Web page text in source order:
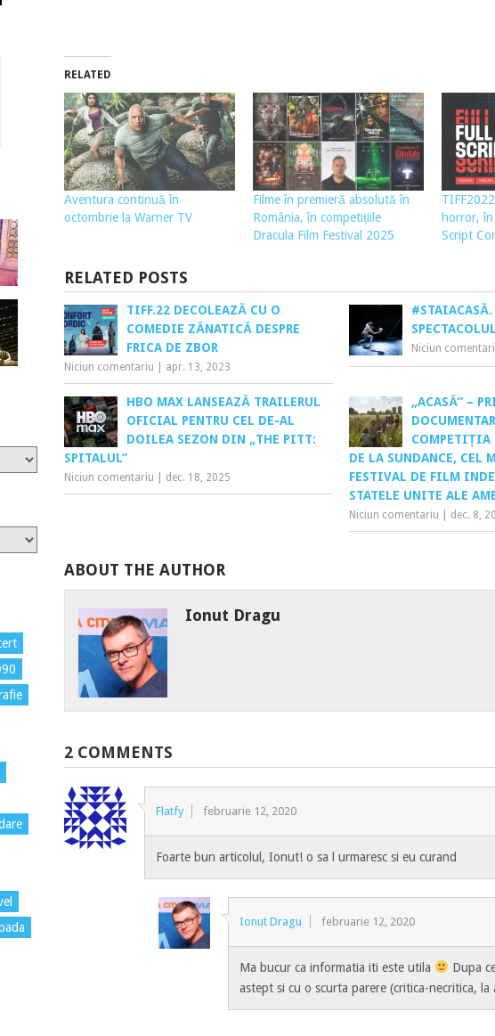
RELATED
Aventura continuă în
octombrie la Warner TV
Filme în premieră absolută în
România, în competițiile
Dracula Film Festival 2025
horror,
Script
RELATED POSTS
TIFF.22 DECOLEAZĂ CU O
COMEDIE ZĂNATICĂ DESPRE
FRICA DE ZBOR
Niciun comentariu apr. 13, 2023
#STAIACASĂ.
Niciun
HBO MAX LANSEAZĂ TRAILERUL
OFICIAL PENTRU CEL DE-AL
DOILEA SEZON DIN „THE PITT:
SPITALUL”
Niciun comentariu dec. 18, 2025
„ACASĂ” –
COMPETIȚIA
DE LA SUNDANCE, CEL
FESTIVAL DE FILM
STATELE UNITE ALE
Niciun comentariu dec. 8,
ABOUT THE AUTHOR
Ionut Dragu
2 COMMENTS
Flatfy februarie 12, 2020
Foarte bun articolul, Ionut! o sa l urmaresc si eu curand
Ionut Dragu februarie 12, 2020
Ma bucur ca informatia iti este utila
Dupa
astept si cu o scurta parere (critica-necritica, la